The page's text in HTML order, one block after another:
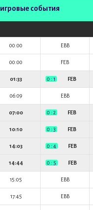
игровые события
00:00 EBB
00:00 FEB
01:33 0 : 1 FEB
06:09 EBB
07:00 0 : 2 FEB
10:10 0 : 3 FEB
14:03 0 : 4 FEB
14:44 0 : 5 FEB
15:05 EBB
17:45 EBB